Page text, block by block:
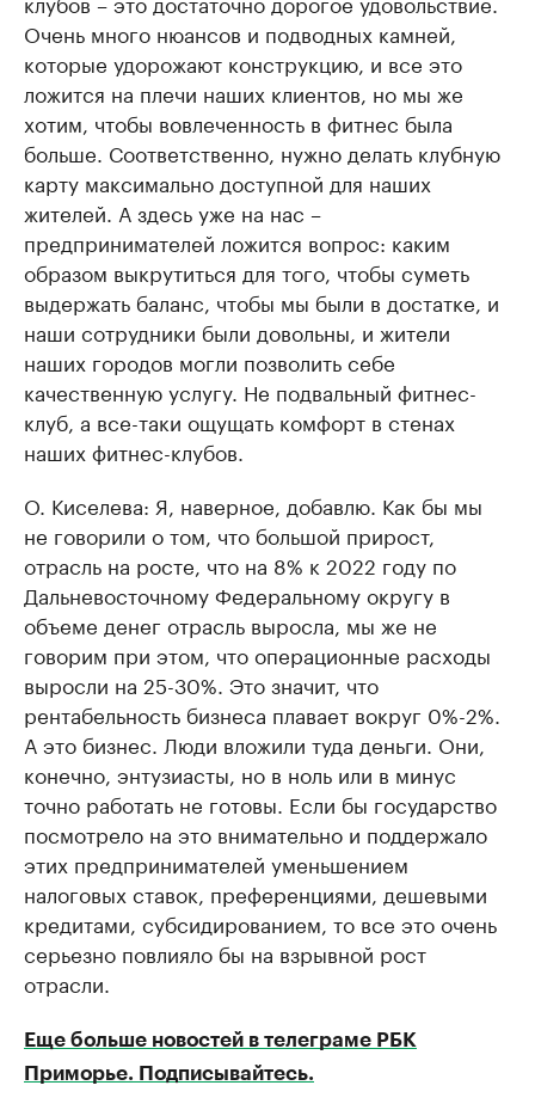
Очень много нюансов и подводных камней,
которые удорожают конструкцию, и все это
ложится на плечи наших клиентов, но мы же
хотим, чтобы вовлеченность в фитнес была
больше. Соответственно, нужно делать клубную
карту максимально доступной для наших
жителей. А здесь уже на нас –
предпринимателей ложится вопрос: каким
образом выкрутиться для того, чтобы суметь
выдержать баланс, чтобы мы были в достатке, и
наши сотрудники были довольны, и жители
наших городов могли позволить себе
качественную услугу. Не подвальный фитнес-
клуб, а все-таки ощущать комфорт в стенах
наших фитнес-клубов.
О. Киселева: Я, наверное, добавлю. Как бы мы
не говорили о том, что большой прирост,
отрасль на росте, что на 8% к 2022 году по
Дальневосточному Федеральному округу в
объеме денег отрасль выросла, мы же не
говорим при этом, что операционные расходы
выросли на 25-30%. Это значит, что
рентабельность бизнеса плавает вокруг 0%-2%.
А это бизнес. Люди вложили туда деньги. Они,
конечно, энтузиасты, но в ноль или в минус
точно работать не готовы. Если бы государство
посмотрело на это внимательно и поддержало
этих предпринимателей уменьшением
налоговых ставок, преференциями, дешевыми
кредитами, субсидированием, то все это очень
серьезно повлияло бы на взрывной рост
отрасли.
Еще больше новостей в телеграме РБК
Приморье. Подписывайтесь.